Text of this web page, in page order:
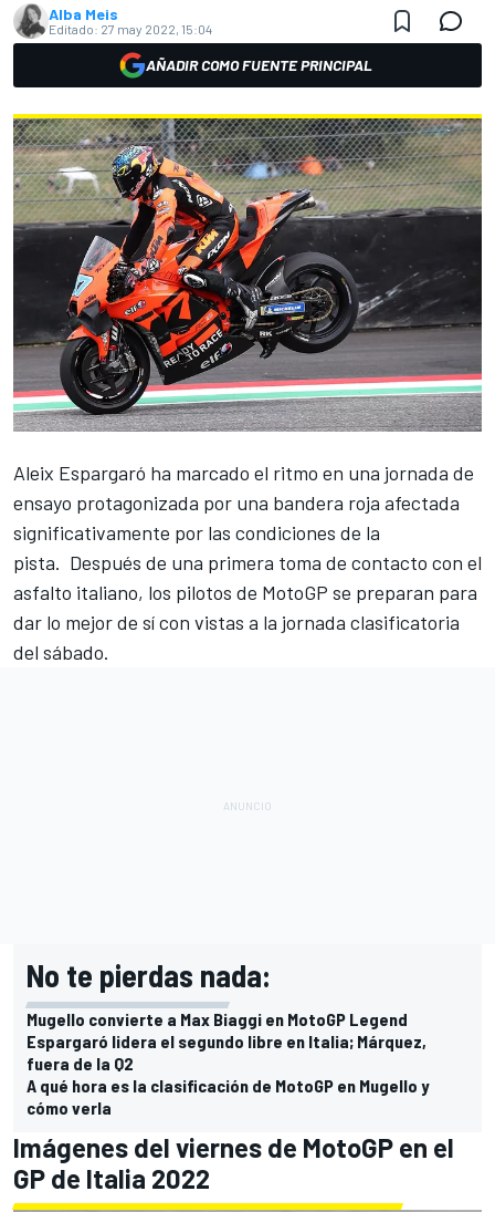
Alba Meis
Editado: 27 may 2022, 15:04
AÑADIR COMO FUENTE PRINCIPAL
Aleix Espargaró ha marcado el ritmo en una jornada de
ensayo protagonizada por una bandera roja afectada
significativamente por las condiciones de la
pista. Después de una primera toma de contacto con el
asfalto italiano, los pilotos de MotoGP se preparan para
dar lo mejor de sí con vistas a la jornada clasificatoria
del sábado.
No te pierdas nada:
Mugello convierte a Max Biaggi en MotoGP Legend
Espargaró lidera el segundo libre en Italia; Márquez,
fuera de la Q2
A qué hora es la clasificación de MotoGP en Mugello y
cómo verla
Imágenes del viernes de MotoGP en el
GP de Italia 2022